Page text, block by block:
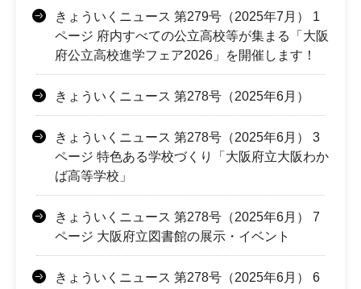
きょういくニュース 第279号（2025年7月） 1
ページ 府内すべての公立高校等が集まる「大阪
府公立高校進学フェア2026」を開催します！
きょういくニュース 第278号（2025年6月）
きょういくニュース 第278号（2025年6月） 3
ページ 特色ある学校づくり「大阪府立大阪わか
ば高等学校」
きょういくニュース 第278号（2025年6月） 7
ページ 大阪府立図書館の展示・イベント
きょういくニュース 第278号（2025年6月） 6